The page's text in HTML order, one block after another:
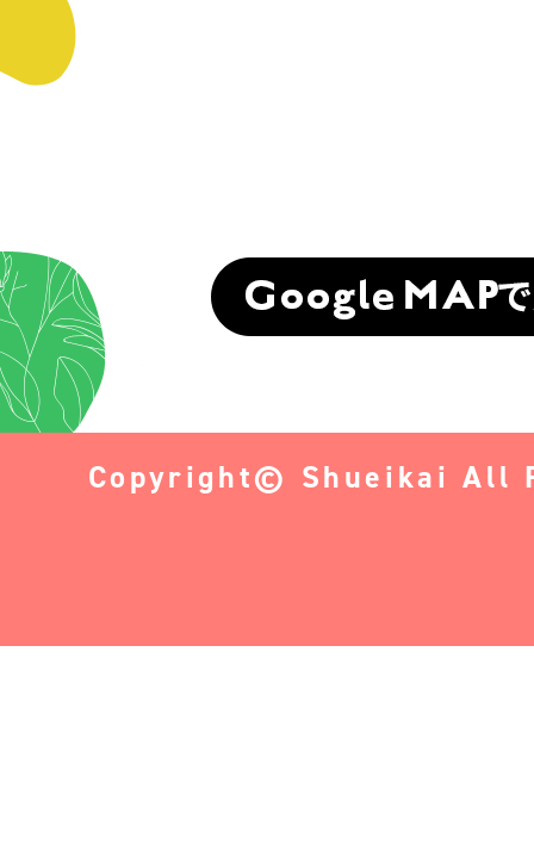
Copyright© Shueikai All